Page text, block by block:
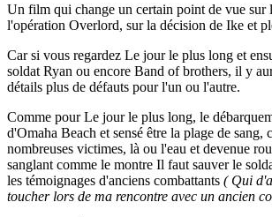
Un film qui change un certain point de vue sur
l'opération Overlord, sur la décision de Ike et
Car si vous regardez Le jour le plus long et
soldat Ryan ou encore Band of brothers, il y
détails plus de défauts pour l'un ou l'autre.
Comme pour Le jour le plus long, le
d'Omaha Beach et sensé être la plage de sang,
nombreuses victimes, là ou l'eau et devenue
sanglant comme le montre Il faut sauver le
les témoignages d'anciens combattants ( Qui
toucher lors de ma rencontre avec un ancien